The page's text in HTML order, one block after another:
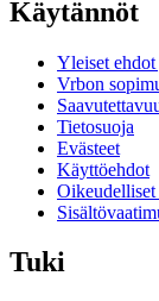
Käytännöt
Yleiset
Vrbon
Tietosuoja
Evästeet
Käyttöehdot
Tuki